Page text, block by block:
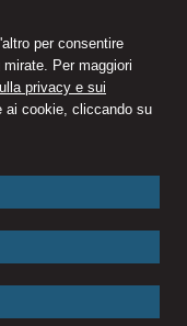
per consentire
Per maggiori
privacy e sui
ai cookie, cliccando su